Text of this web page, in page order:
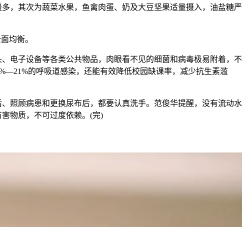
，其次为蔬菜水果，鱼禽肉蛋、奶及大豆坚果适量摄入，油盐糖严
均衡。
子设备等各类公共物品，肉眼看不见的细菌和病毒极易附着，不
的呼吸道感染，还能有效降低校园缺课率，减少抗生素滥
顾病患和更换尿布后，都要认真洗手。范俊华提醒，没有流动水
物质，不可过度依赖。(完)